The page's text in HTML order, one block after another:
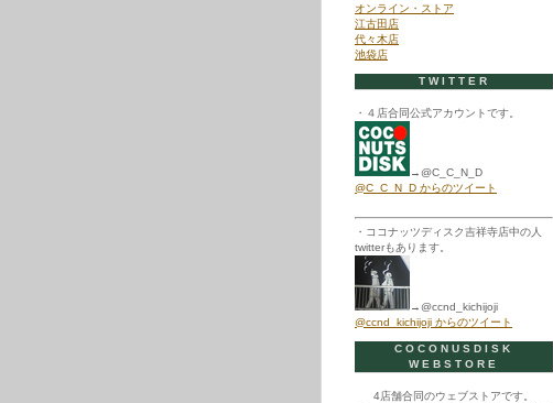
オンライン・ストア
江古田店
代々木店
池袋店
TWITTER
・４店合同公式アカウントです。
→@C_C_N_D
@C_C_N_D からのツイート
・ココナッツディスク吉祥寺店中の人
twitterもあります。
→@ccnd_kichijoji
@ccnd_kichijoji からのツイート
COCONUSDISK
WEBSTORE
4店舗合同のウェブストアです。